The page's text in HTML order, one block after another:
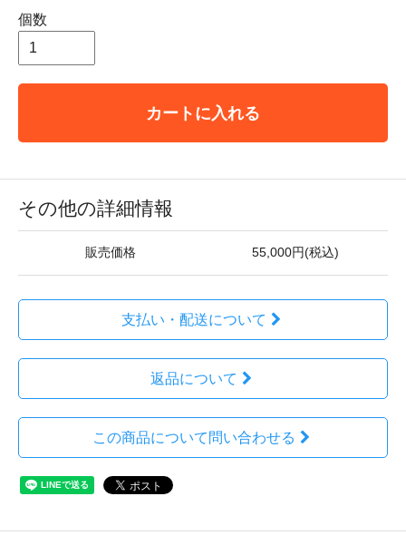
個数
カートに入れる
その他の詳細情報
販売価格 55,000円(税込)
支払い・配送について
返品について
この商品について問い合わせる